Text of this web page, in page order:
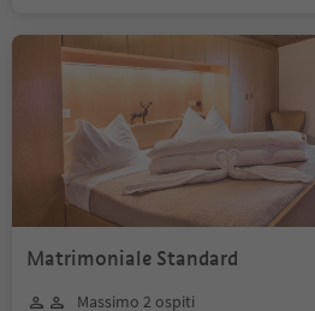
Matrimoniale Standard
Massimo 2 ospiti